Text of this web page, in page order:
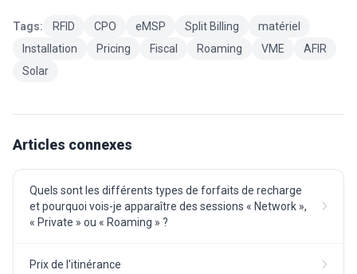
Tags: RFID CPO eMSP Split Billing
matériel
Installation
Pricing Fiscal Roaming VME
AFIR
Solar
Articles connexes
Quels sont les différents types de forfaits de recharge
et pourquoi vois-je apparaître des sessions « Network »,
« Private » ou « Roaming » ?
Prix de l'itinérance